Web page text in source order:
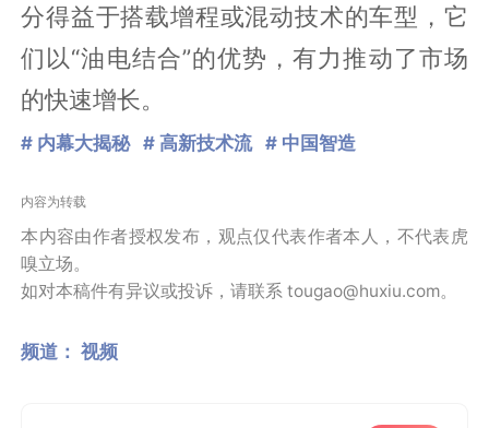
分得益于搭载增程或混动技术的车型，它
们以“油电结合”的优势，有力推动了市场
的快速增长。
# 内幕大揭秘 # 高新技术流 # 中国智造
内容为转载
本内容由作者授权发布，观点仅代表作者本人，不代表虎
嗅立场。
如对本稿件有异议或投诉，请联系 tougao@huxiu.com。
频道： 视频